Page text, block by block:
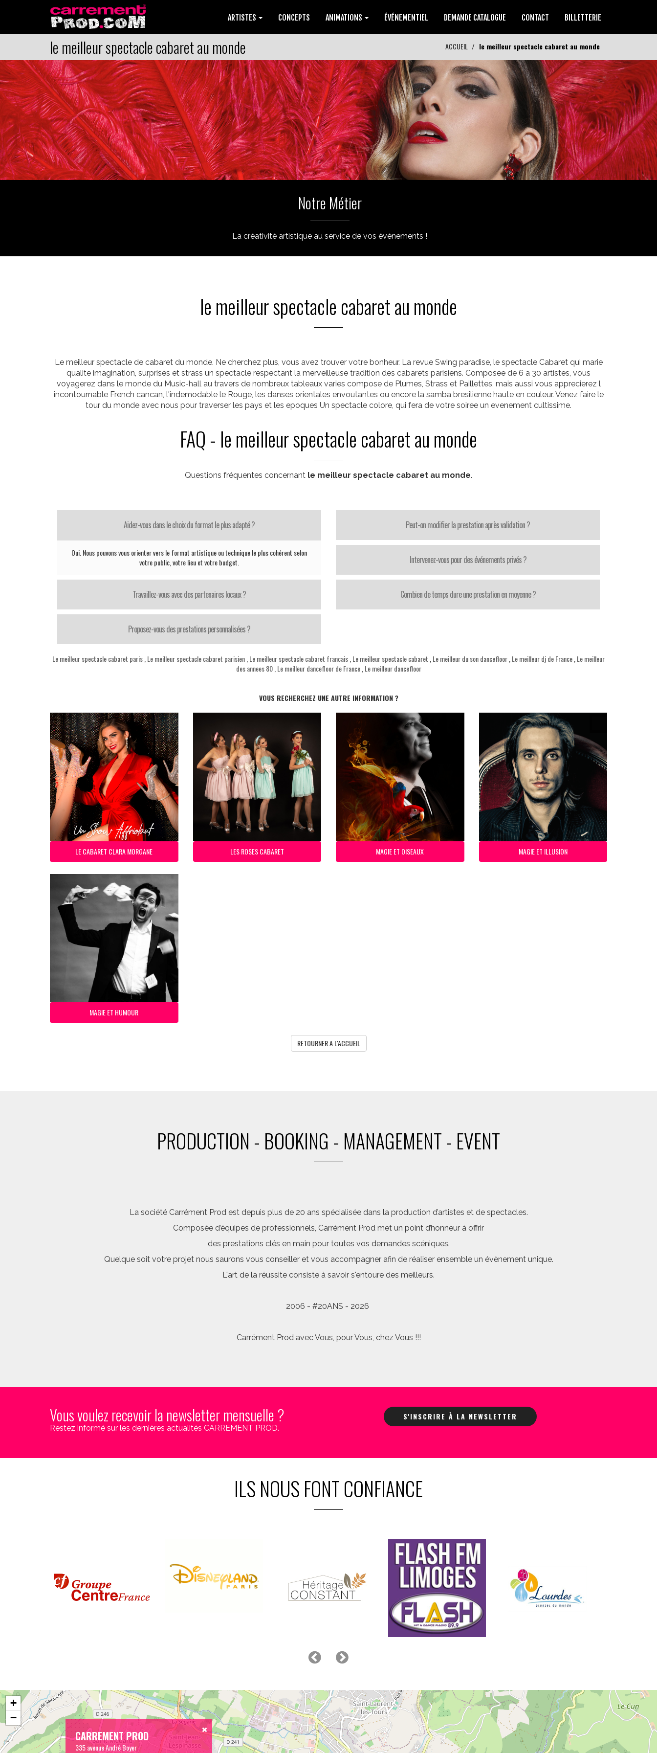
ARTISTES CONCEPTS ANIMATIONS ÉVÉNEMENTIEL DEMANDE CATALOGUE CONTACT BILLETTERIE
le meilleur spectacle cabaret au monde ACCUEIL le meilleur spectacle cabaret au monde
Notre Métier
La créativité artistique au service de vos événements !
le meilleur spectacle cabaret au monde
Le meilleur spectacle de cabaret du monde. Ne cherchez plus, vous avez trouver votre bonheur. La revue Swing paradise, le spectacle Cabaret qui marie
qualite imagination, surprises et strass un spectacle respectant la merveilleuse tradition des cabarets parisiens. Composee de 6 a 30 artistes, vous
voyagerez dans le monde du Music-hall au travers de nombreux tableaux varies compose de Plumes, Strass et Paillettes, mais aussi vous apprecierez l
incontournable French cancan, l'indemodable le Rouge, les danses orientales envoutantes ou encore la samba bresilienne haute en couleur. Venez faire le
tour du monde avec nous pour traverser les pays et les epoques Un spectacle colore, qui fera de votre soiree un evenement cultissime.
FAQ - le meilleur spectacle cabaret au monde
Questions fréquentes concernant le meilleur spectacle cabaret au monde.
Aidez-vous dans le choix du format le plus adapté ?
Oui. Nous pouvons vous orienter vers le format artistique ou technique le plus cohérent selon
votre public, votre lieu et votre budget.
Travaillez-vous avec des partenaires locaux ?
Proposez-vous des prestations personnalisées ?
Peut-on modifier la prestation après validation ?
Intervenez-vous pour des événements privés ?
Combien de temps dure une prestation en moyenne ?
Le meilleur spectacle cabaret paris Le meilleur spectacle cabaret parisien Le meilleur spectacle cabaret francais Le meilleur spectacle cabaret Le meilleur du son dancefloor Le meilleur dj de France Le meilleur
des annees 80, Le meilleur dancefloor de France, Le meilleur dancefloor
VOUS RECHERCHEZ UNE AUTRE INFORMATION ?
LE CABARET CLARA MORGANE LES ROSES CABARET MAGIE ET OISEAUX MAGIE ET ILLUSION
MAGIE ET HUMOUR
RETOURNER A L'ACCUEIL
PRODUCTION - BOOKING - MANAGEMENT - EVENT
La société Carrément Prod est depuis plus de 20 ans spécialisée dans la production d’artistes et de spectacles.
Composée d’équipes de professionnels, Carrément Prod met un point d’honneur à offrir
des prestations clés en main pour toutes vos demandes scéniques.
Quelque soit votre projet nous saurons vous conseiller et vous accompagner afin de réaliser ensemble un évènement unique.
L'art de la réussite consiste à savoir s'entoure des meilleurs.
2006 - #20ANS - 2026
Carrément Prod avec Vous, pour Vous, chez Vous !!!
Vous voulez recevoir la newsletter mensuelle ?
Restez informé sur les dernières actualités CARREMENT PROD.
S'INSCRIRE À LA NEWSLETTER
ILS NOUS FONT CONFIANCE
CARREMENT PROD
335 avenue André Boyer
46400 SAINT CERETél:05 65 14 06 33
+
−